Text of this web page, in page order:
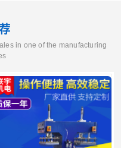
in one of the manufacturing